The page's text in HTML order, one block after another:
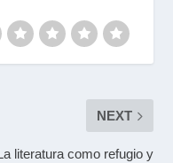
NEXT
literatura como refugio y